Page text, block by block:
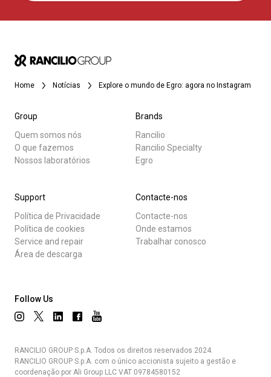
Home Notícias Explore o mundo de Egro: agora no Instagram
Group
Quem somos nós
O que fazemos
Nossos laboratórios
Brands
Rancilio
Rancilio Specialty
Egro
Support
Política de Privacidade
Política de cookies
Service and repair
Área de descarga
Contacte-nos
Contacte-nos
Onde estamos
Trabalhar conosco
Follow Us
RANCILIO GROUP S.p.A. Todos os direitos reservados 2024.
RANCILIO GROUP S.p.A. com o único accionista sujeito a gestão e
coordenação por Ali Group LLC VAT 09784580152